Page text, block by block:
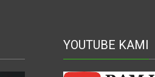
YOUTUBE KAMI